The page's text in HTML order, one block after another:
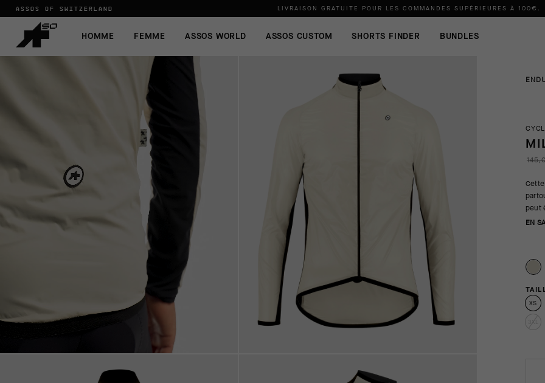
ASSOS OF SWITZERLAND LIVRAISON GRATUITE POUR LES COMMANDES SUPÉRIEURES À 100€ .
HOMME FEMME ASSOS WORLD ASSOS CUSTOM SHORTS FINDER BUNDLES
peut
EN
XS